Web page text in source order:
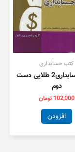
کتب حسابداری
اصول حسابداری2 طلایی دست
دوم
102,000 تومان
افزودن